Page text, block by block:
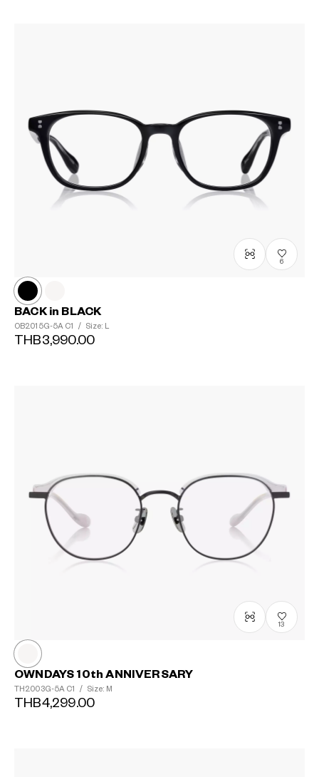
6
BACK in BLACK
OB2015G-5A C1 / Size: L
THB3,990.00
13
OWNDAYS 10th ANNIVERSARY
TH2003G-5A C1 / Size: M
THB4,299.00